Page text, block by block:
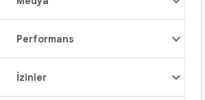
Performans
İzinler